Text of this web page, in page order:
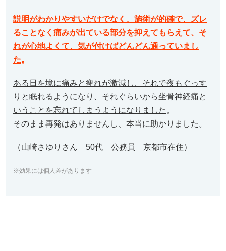
説明がわかりやすいだけでなく、施術が的確で、ズレ
ることなく痛みが出ている部分を抑えてもらえて、そ
れが心地よくて、気が付けばどんどん通っていまし
た。
ある日を境に痛みと痺れが激減し、それで夜もぐっす
りと眠れるようになり、それぐらいから坐骨神経痛と
いうことを忘れてしまうようになりました 。
そのまま再発はありませんし、本当に助かりました。
（山崎さゆりさん 50代 公務員 京都市在住）
※効果には個人差があります